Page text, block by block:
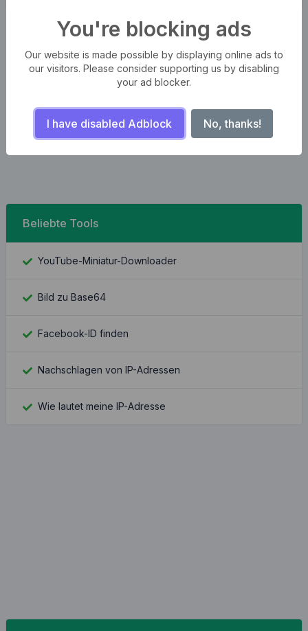
Beliebte Tools
YouTube-Miniatur-Downloader
Bild zu Base64
Facebook-ID finden
Nachschlagen von IP-Adressen
Wie lautet meine IP-Adresse
You're blocking ads
Our website is made possible by displaying online ads to
our visitors. Please consider supporting us by disabling
your ad blocker.
I have disabled Adblock No, thanks!